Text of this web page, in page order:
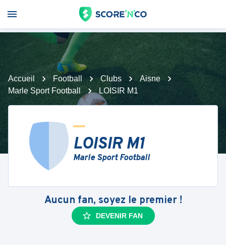
Accueil Football Clubs
Aisne
Marle Sport Football
LOISIR M1
LOISIR M1
Marle Sport Football
Aucun fan, soyez le premier !
DEVENIR FAN